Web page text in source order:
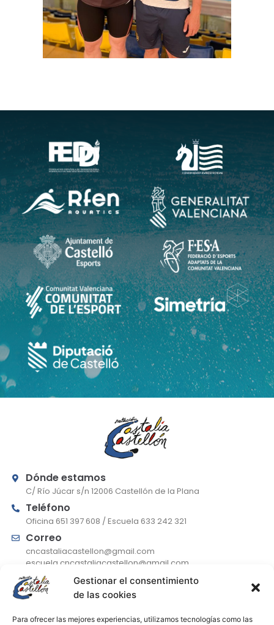
Gestionar el consentimiento
de las cookies
Para ofrecer las mejores experiencias, utilizamos tecnologías como las
Dónde estamos
C/ Río Júcar s/n 12006 Castellón de la Plana
Teléfono
Oficina 651 397 608 / Escuela 633 242 321
Correo
cncastaliacastellon@gmail.com
escuela.cncastaliacastellon@gmail.com
De lunes a jueves